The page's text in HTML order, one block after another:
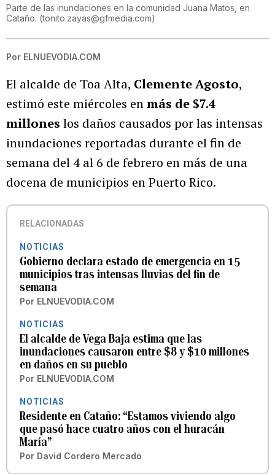
Parte de las inundaciones en la comunidad Juana Matos, en
Cataño. (tonito.zayas@gfmedia.com)
Por ELNUEVODIA.COM
El alcalde de Toa Alta, Clemente Agosto,
estimó este miércoles enmás de $7.4
millones los daños causados por las intensas
inundaciones reportadas durante el fin de
semana del 4 al 6 de febrero en más de una
docena de municipios en Puerto Rico.
RELACIONADAS
NOTICIAS
Gobierno declara estado de emergencia en 15
municipios tras intensas lluvias del fin de
semana
Por ELNUEVODIA.COM
NOTICIAS
El alcalde de Vega Baja estima que las
inundaciones causaron entre $8 y $10 millones
en daños en su pueblo
Por ELNUEVODIA.COM
NOTICIAS
Residente en Cataño: “Estamos viviendo algo
que pasó hace cuatro años con el huracán
María”
Por David Cordero Mercado